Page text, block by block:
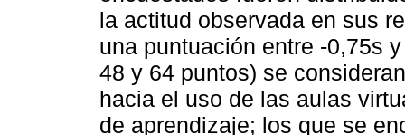
la actitud observada en sus
una puntuación entre -0,75s
48 y 64 puntos) se
hacia el uso de las aulas
de aprendizaje; los que se